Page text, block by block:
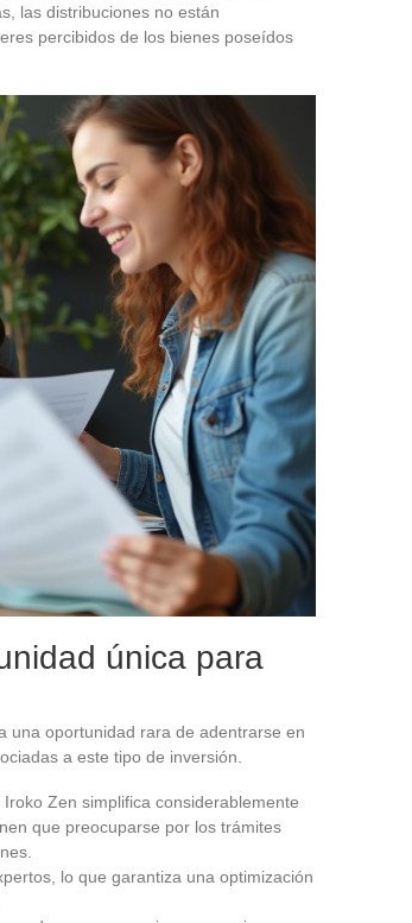
las distribuciones no están
percibidos de los bienes poseídos
única para
una oportunidad rara de adentrarse en
a este tipo de inversión.
Zen simplifica considerablemente
que preocuparse por los trámites
lo que garantiza una optimización